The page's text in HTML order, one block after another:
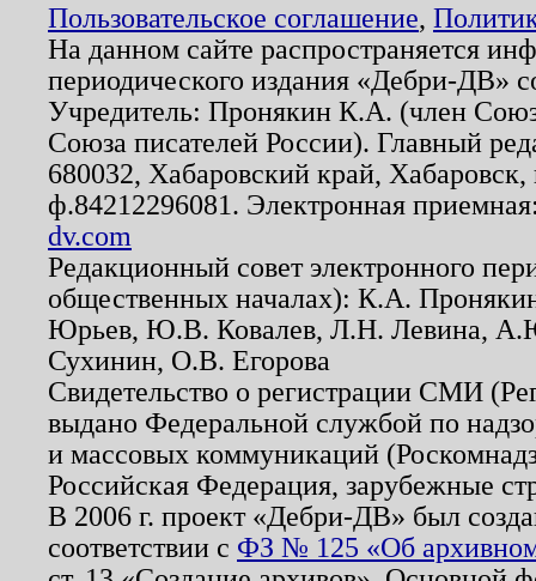
Пользовательское соглашение,
На данном сайте распространяется
периодического издания «Дебри-ДВ»
Учредитель: Пронякин К.А. (член
Союза писателей России). Главный
680032, Хабаровский край,
ф.84212296081. Электронная
dv.com
Редакционный совет электронного
общественных началах): К.А.
Юрьев, Ю.В. Ковалев, Л.Н. Левина,
Сухинин, О.В. Егорова
Свидетельство о регистрации СМИ
выдано Федеральной службой по
и массовых коммуникаций
Российская Федерация, зарубежные
В 2006 г. проект «Дебри-ДВ» был
соответствии с ФЗ № 125 «Об